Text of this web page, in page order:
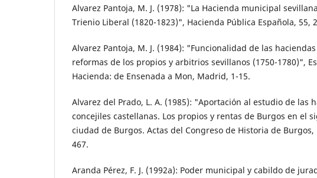
Alvarez Pantoja, M. J. (1978): "La Hacienda municipal
Trienio Liberal (1820-1823)", Hacienda Pública Española, 55,
Alvarez Pantoja, M. J. (1984): "Funcionalidad de las
reformas de los propios y arbitrios sevillanos (1750-1780)",
Hacienda: de Ensenada a Mon, Madrid, 1-15.
Alvarez del Prado, L. A. (1985): "Aportación al estudio de las
concejiles castellanas. Los propios y rentas de Burgos en el
ciudad de Burgos. Actas del Congreso de Historia de Burgos,
467.
Aranda Pérez, F. J. (1992a): Poder municipal y cabildo de